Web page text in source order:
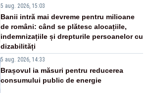
5 aug. 2026, 15:03
Banii intră mai devreme pentru milioane
de români: când se plătesc alocațiile,
indemnizațiile și drepturile persoanelor cu
dizabilități
5 aug. 2026, 14:33
Brașovul ia măsuri pentru reducerea
consumului public de energie